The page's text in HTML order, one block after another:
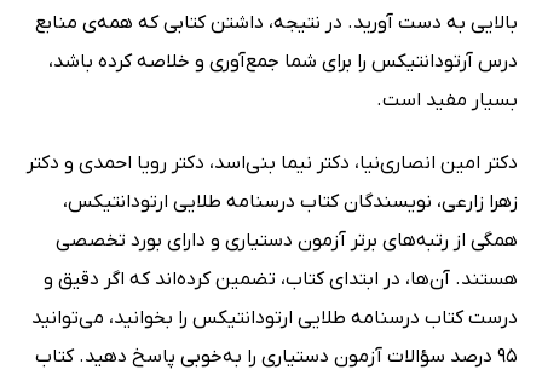
بالایی به دست آورید. در نتیجه، داشتن کتابی که همه‌ی منابع
درس آرتودانتیکس را برای شما جمع‌آوری و خلاصه کرده باشد،
بسیار مفید است.
دکتر امین انصاری‌نیا، دکتر نیما بنی‌اسد، دکتر رویا احمدی و دکتر
زهرا زارعی، نویسندگان کتاب درسنامه طلایی ارتودانتیکس،
همگی از رتبه‌های برتر آزمون دستیاری و دارای بورد تخصصی
هستند. آن‌ها، در ابتدای کتاب، تضمین کرده‌اند که اگر دقیق و
درست کتاب درسنامه طلایی ارتودانتیکس را بخوانید، می‌توانید
95 درصد سؤالات آزمون دستیاری را به‌خوبی پاسخ دهید. کتاب